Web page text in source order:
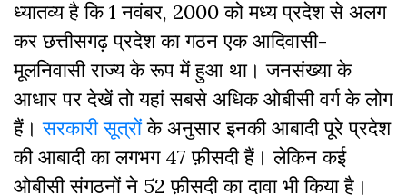
ध्यातव्य है कि 1 नवंबर, 2000 को मध्य प्रदेश से अलग
कर छत्तीसगढ़ प्रदेश का गठन एक आदिवासी-
मूलनिवासी राज्य के रूप में हुआ था। जनसंख्या के
आधार पर देखें तो यहां सबसे अधिक ओबीसी वर्ग के लोग
हैं।सरकारी सूत्रोंके अनुसार इनकी आबादी पूरे प्रदेश
की आबादी का लगभग 47 फ़ीसदी हैं। लेकिन कई
ओबीसी संगठनों ने 52 फ़ीसदी का दावा भी किया है।